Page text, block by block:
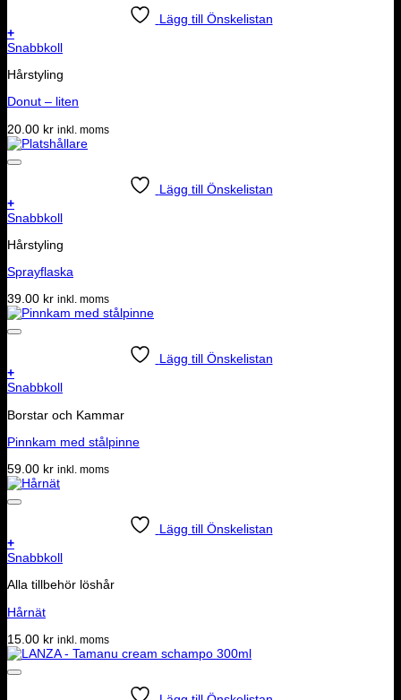
Lägg till Önskelistan
+
Snabbkoll
Hårstyling
Donut – liten
20.00 kr inkl. moms
Lägg till Önskelistan
+
Snabbkoll
Hårstyling
Sprayflaska
39.00 kr inkl. moms
Lägg till Önskelistan
+
Snabbkoll
Borstar och Kammar
Pinnkam med stålpinne
59.00 kr inkl. moms
Lägg till Önskelistan
+
Snabbkoll
Alla tillbehör löshår
Hårnät
15.00 kr inkl. moms